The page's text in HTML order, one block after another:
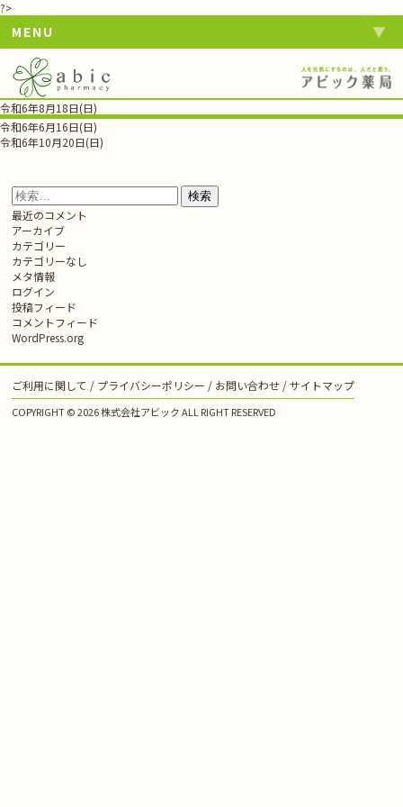
?>
MENU
令和6年8月18日(日)
投
稿
令和6年6月16日(日)
令和6年10月20日(日)
検
索:
最近のコメント
アーカイブ
カテゴリー
カテゴリーなし
メタ情報
ログイン
投稿フィード
コメントフィード
WordPress.org
ご利用に関して プライバシーポリシー お問い合わせ サイトマップ
COPYRIGHT © 2026 株式会社アビック ALL RIGHT RESERVED